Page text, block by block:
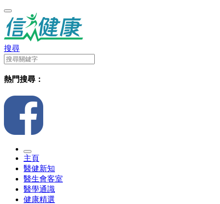
搜尋
熱門搜尋：
主頁
醫健新知
醫生會客室
醫學通識
健康精選